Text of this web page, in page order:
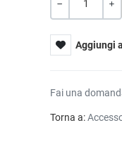
Quantità
Aggiungi
Fai una
Torna a: